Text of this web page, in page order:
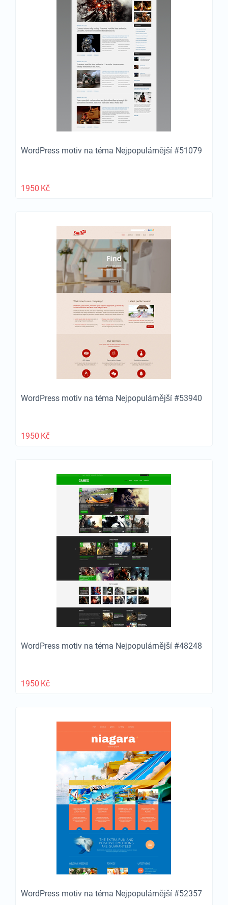
WordPress motiv na téma Nejpopulárnější #51079
1950 Kč
WordPress motiv na téma Nejpopulárnější #53940
1950 Kč
WordPress motiv na téma Nejpopulárnější #48248
1950 Kč
WordPress motiv na téma Nejpopulárnější #52357